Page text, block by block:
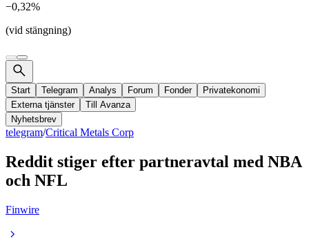
−0,32%
(vid stängning)
Start Telegram Analys Forum Fonder
Privatekonomi
Externa tjänster
Till Avanza
Nyhetsbrev
telegram/Critical Metals Corp
Reddit stiger efter partneravtal med NBA
och NFL
Finwire